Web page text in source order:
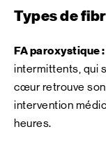
Types de
FA paroxystique :
intermittents, qui
cœur retrouve
intervention
heures.